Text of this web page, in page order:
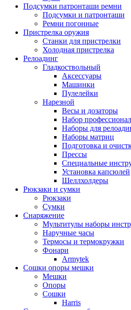
Подсумки патронташи ремни
Подсумки и патронташи
Ремни погонные
Пристрелка оружия
Станки для пристрелки
Холодная пристрелка
Релоадинг
Гладкоствольный
Аксессуары
Машинки
Пулелейки
Нарезной
Весы и дозаторы
Набор
Наборы для
Наборы матриц
Подготовка и
Прессы
Специальные
Установка капсюлей
Шеллхолдеры
Рюкзаки и сумки
Рюкзаки
Сумки
Снаряжение
Мультитулы наборы
Наручные часы
Термосы и термокружки
Фонари
Armytek
Сошки опоры мешки
Мешки
Опоры
Сошки
Harris